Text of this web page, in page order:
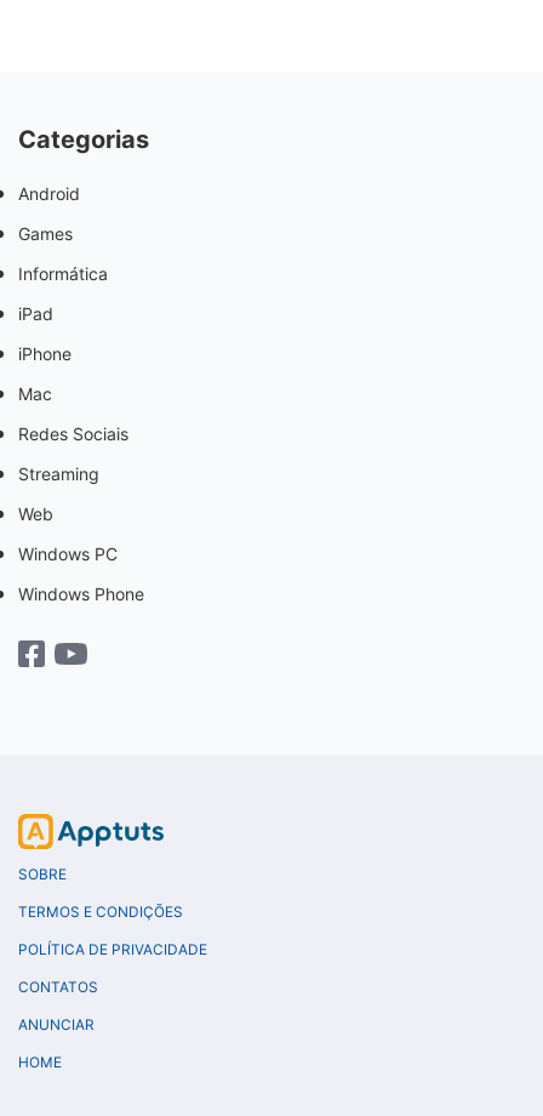
Categorias
Android
Games
Informática
iPad
iPhone
Mac
Redes Sociais
Streaming
Web
Windows PC
Windows Phone
SOBRE
TERMOS E CONDIÇÕES
POLÍTICA DE PRIVACIDADE
CONTATOS
ANUNCIAR
HOME